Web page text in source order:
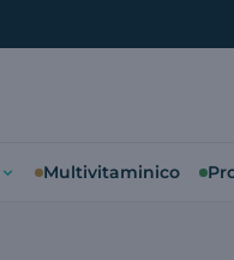
Multivitaminico